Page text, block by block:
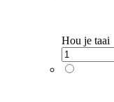
Hou je taai